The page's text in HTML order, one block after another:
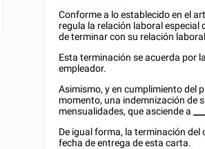
Conforme a lo establecido en el
regula la relación laboral
de terminar con su relación
Esta terminación se acuerda por
empleador.
Asimismo, y en cumplimiento del
momento, una indemnización de
mensualidades, que asciende a
De igual forma, la terminación
fecha de entrega de esta carta.